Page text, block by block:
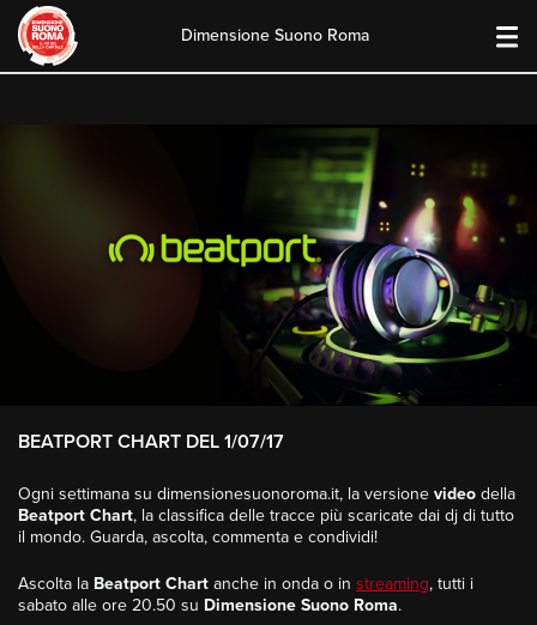
Dimensione Suono Roma
BEATPORT CHART DEL 1/07/17
Ogni settimana su dimensionesuonoroma.it, la versione video della
Beatport Chart, la classifica delle tracce più scaricate dai dj di tutto
il mondo. Guarda, ascolta, commenta e condividi!
Ascolta la Beatport Chart anche in onda o in streaming, tutti i
sabato alle ore 20.50 su Dimensione Suono Roma.